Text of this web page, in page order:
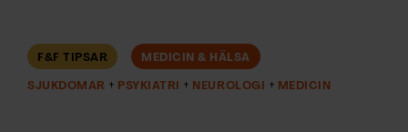
F&F TIPSAR MEDICIN & HÄLSA
SJUKDOMAR PSYKIATRI NEUROLOGI MEDICIN